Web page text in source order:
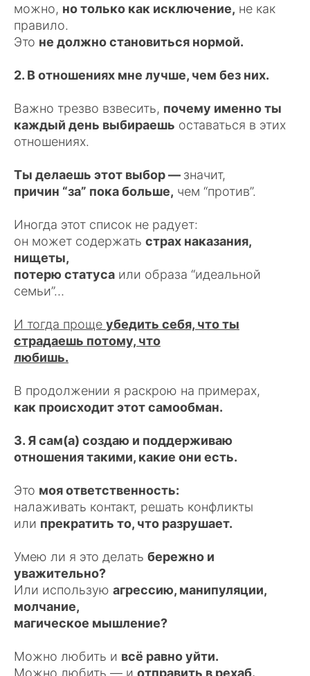
можно, но только как исключение, не как
правило.
Это не должно становиться нормой.
2. В отношениях мне лучше, чем без них.
Важно трезво взвесить, почему именно ты
каждый день выбираешь оставаться в этих
отношениях.
Ты делаешь этот выбор — значит,
причин “за” пока больше, чем “против”.
Иногда этот список не радует:
он может содержать страх наказания,
нищеты,
потерю статуса или образа “идеальной
семьи”…
И тогда проще убедить себя, что ты
страдаешь потому, что
любишь.
В продолжении я раскрою на примерах,
как происходит этот самообман.
3. Я сам(а) создаю и поддерживаю
отношения такими, какие они есть.
Это моя ответственность:
налаживать контакт, решать конфликты
или прекратить то, что разрушает.
Умею ли я это делать бережно и
уважительно?
Или использую агрессию, манипуляции,
молчание,
магическое мышление?
Можно любить и всё равно уйти.
Можно любить — и отправить в рехаб.